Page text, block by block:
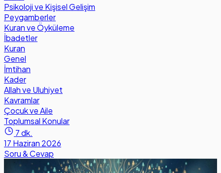
Psikoloji ve Kişisel Gelişim
Peygamberler
Kuran ve Öyküleme
İbadetler
Kuran
Genel
İmtihan
Kader
Allah ve Uluhiyet
Kavramlar
Çocuk ve Aile
Toplumsal Konular
7 dk.
17 Haziran 2026
Soru & Cevap